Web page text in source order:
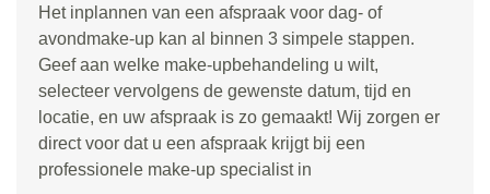
Het inplannen van een afspraak voor dag- of
avondmake-up kan al binnen 3 simpele stappen.
Geef aan welke make-upbehandeling u wilt,
selecteer vervolgens de gewenste datum, tijd en
locatie, en uw afspraak is zo gemaakt! Wij zorgen er
direct voor dat u een afspraak krijgt bij een
professionele make-up specialist in